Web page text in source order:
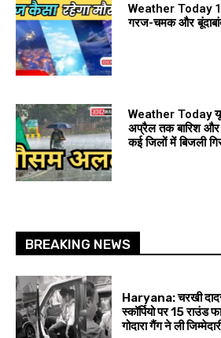
Weather Today
गरज-चमक और
Weather Today
अप्रैल तक बारिश
कई जिलों में बिजली
BREAKING NEWS
Haryana: चरखी
स्कॉर्पियो पर 15 राउंड
गोदारा गैंग ने ली